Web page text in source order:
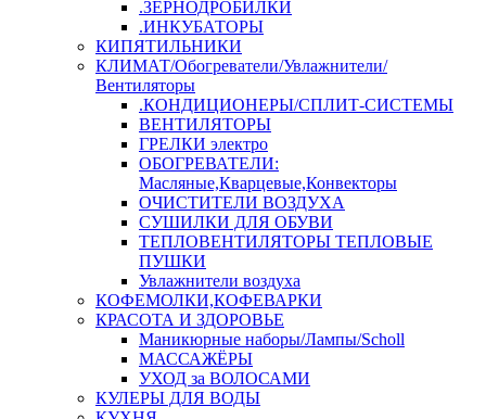
.ЗЕРНОДРОБИЛКИ
.ИНКУБАТОРЫ
КИПЯТИЛЬНИКИ
КЛИМАТ/Обогреватели/Увлажнители/
Вентиляторы
.КОНДИЦИОНЕРЫ/СПЛИТ-СИСТЕМЫ
ВЕНТИЛЯТОРЫ
ГРЕЛКИ электро
ОБОГРЕВАТЕЛИ:
Масляные,Кварцевые,Конвекторы
ОЧИСТИТЕЛИ ВОЗДУХА
СУШИЛКИ ДЛЯ ОБУВИ
ТЕПЛОВЕНТИЛЯТОРЫ ТЕПЛОВЫЕ
ПУШКИ
Увлажнители воздуха
КОФЕМОЛКИ,КОФЕВАРКИ
КРАСОТА И ЗДОРОВЬЕ
Маникюрные наборы/Лампы/Scholl
МАССАЖЁРЫ
УХОД за ВОЛОСАМИ
КУЛЕРЫ ДЛЯ ВОДЫ